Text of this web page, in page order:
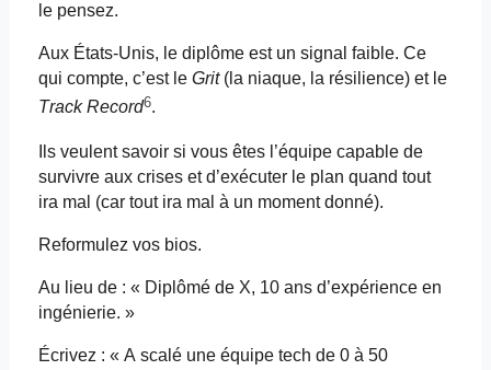
le pensez.
Aux États-Unis, le diplôme est un signal faible. Ce
qui compte, c’est le Grit(la niaque, la résilience) et le
Track Record6.
Ils veulent savoir si vous êtes l’équipe capable de
survivre aux crises et d’exécuter le plan quand tout
ira mal (car tout ira mal à un moment donné).
Reformulez vos bios.
Au lieu de : « Diplômé de X, 10 ans d’expérience en
ingénierie. »
Écrivez : « A scaléune équipe tech de 0 à 50